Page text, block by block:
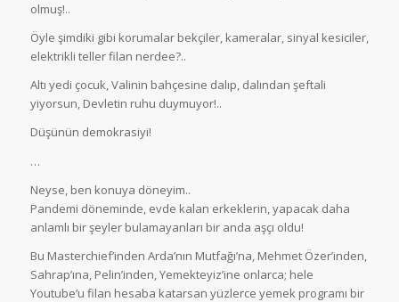
olmuş!..
Öyle şimdiki gibi korumalar bekçiler, kameralar, sinyal kesiciler,
elektrikli teller filan nerdee?..
Altı yedi çocuk, Valinin bahçesine dalıp, dalından şeftali
yiyorsun, Devletin ruhu duymuyor!..
Düşünün demokrasiyi!
…
Neyse, ben konuya döneyim..
Pandemi döneminde, evde kalan erkeklerin, yapacak daha
anlamlı bir şeyler bulamayanları bir anda aşçı oldu!
Bu Masterchief’inden Arda’nın Mutfağı’na, Mehmet Özer’inden,
Sahrap’ına, Pelin’inden, Yemekteyiz’ine onlarca; hele
Youtube’u filan hesaba katarsan yüzlerce yemek programı bir